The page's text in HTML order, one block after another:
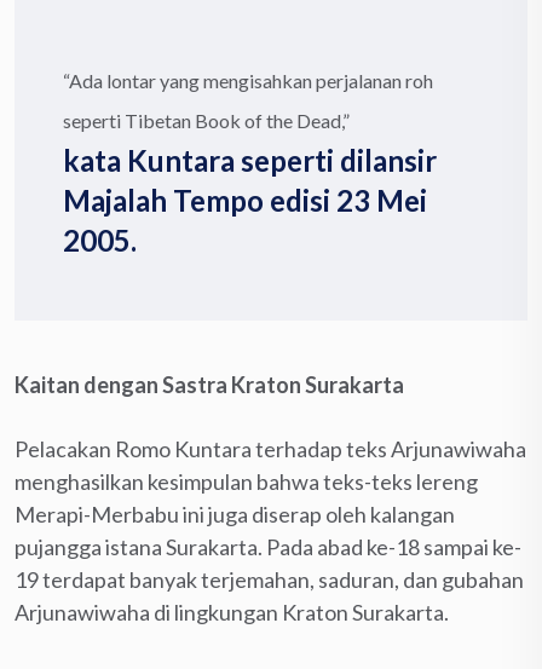
“Ada lontar yang mengisahkan perjalanan roh
seperti Tibetan Book of the Dead,”
kata Kuntara seperti dilansir
Majalah Tempo edisi 23 Mei
2005.
Kaitan dengan Sastra Kraton Surakarta
Pelacakan Romo Kuntara terhadap teks Arjunawiwaha
menghasilkan kesimpulan bahwa teks-teks lereng
Merapi-Merbabu ini juga diserap oleh kalangan
pujangga istana Surakarta. Pada abad ke-18 sampai ke-
19 terdapat banyak terjemahan, saduran, dan gubahan
Arjunawiwaha di lingkungan Kraton Surakarta.